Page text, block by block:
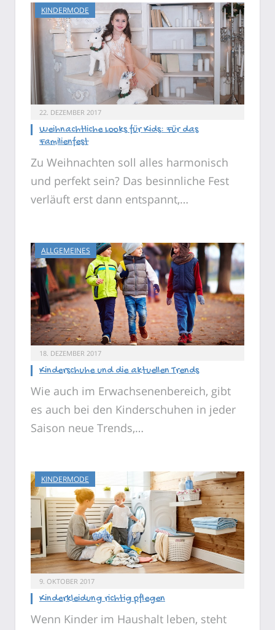
KINDERMODE
22. DEZEMBER 2017
Weihnachtliche Looks für Kids: Für das
Familienfest
Zu Weihnachten soll alles harmonisch
und perfekt sein? Das besinnliche Fest
verläuft erst dann entspannt,…
ALLGEMEINES
18. DEZEMBER 2017
Kinderschuhe und die aktuellen Trends
Wie auch im Erwachsenenbereich, gibt
es auch bei den Kinderschuhen in jeder
Saison neue Trends,…
KINDERMODE
9. OKTOBER 2017
Kinderkleidung richtig pflegen
Wenn Kinder im Haushalt leben, steht